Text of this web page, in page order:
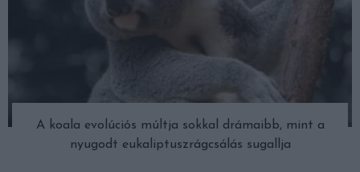
A koala evolúciós múltja sokkal drámaibb, mint a
nyugodt eukaliptuszrágcsálás sugallja